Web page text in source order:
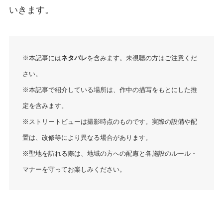
いきます。
※本記事にはネタバレを含みます。未視聴の方はご注意くだ
さい。
※本記事で紹介している場所は、作中の描写をもとにした推
定を含みます。
※ストリートビューは撮影時点のものです。実際の設備や配
置は、改修等により異なる場合があります。
※聖地を訪れる際は、地域の方への配慮と各施設のルール・
マナーを守ってお楽しみください。